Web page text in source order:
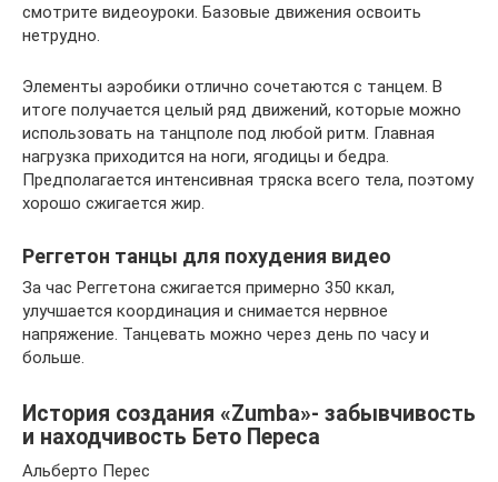
смотрите видеоуроки. Базовые движения освоить
нетрудно.
Элементы аэробики отлично сочетаются с танцем. В
итоге получается целый ряд движений, которые можно
использовать на танцполе под любой ритм. Главная
нагрузка приходится на ноги, ягодицы и бедра.
Предполагается интенсивная тряска всего тела, поэтому
хорошо сжигается жир.
Реггетон танцы для похудения видео
За час Реггетона сжигается примерно 350 ккал,
улучшается координация и снимается нервное
напряжение. Танцевать можно через день по часу и
больше.
История создания «Zumba»- забывчивость
и находчивость Бето Переса
Альберто Перес